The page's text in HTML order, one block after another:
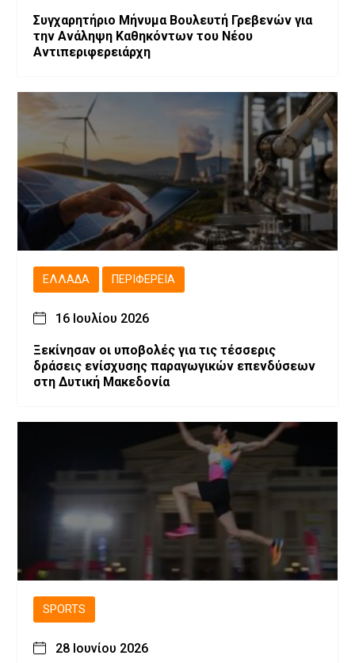
Συγχαρητήριο Μήνυμα Βουλευτή Γρεβενών για
την Ανάληψη Καθηκόντων του Νέου
Αντιπεριφερειάρχη
ΕΛΛΆΔΑ ΠΕΡΙΦΈΡΕΙΑ
16 Ιουλίου 2026
Ξεκίνησαν οι υποβολές για τις τέσσερις
δράσεις ενίσχυσης παραγωγικών επενδύσεων
στη Δυτική Μακεδονία
SPORTS
28 Ιουνίου 2026